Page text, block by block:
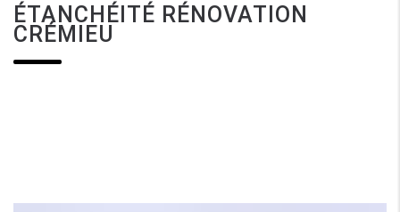
ÉTANCHÉITÉ RÉNOVATION
CRÉMIEU